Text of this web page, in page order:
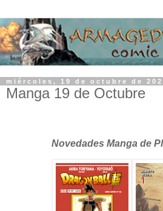
miércoles, 19 de octubre de
Manga 19 de Octubre
Novedades Manga de